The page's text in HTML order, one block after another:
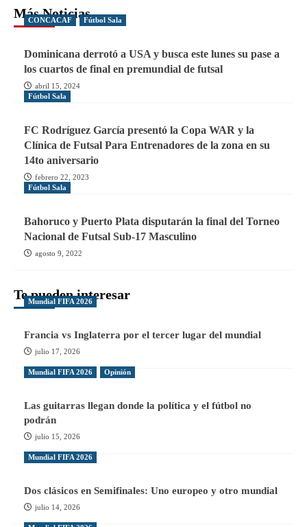
Más Noticias
CONCACAF Fútbol Sala
Dominicana derrotó a USA y busca este lunes su pase a
los cuartos de final en premundial de futsal
abril 15, 2024
Fútbol Sala
FC Rodríguez García presentó la Copa WAR y la
Clínica de Futsal Para Entrenadores de la zona en su
14to aniversario
febrero 22, 2023
Fútbol Sala
Bahoruco y Puerto Plata disputarán la final del Torneo
Nacional de Futsal Sub-17 Masculino
agosto 9, 2022
Te pueden interesar
Mundial FIFA 2026
Francia vs Inglaterra por el tercer lugar del mundial
julio 17, 2026
Mundial FIFA 2026 Opinión
Las guitarras llegan donde la política y el fútbol no
podrán
julio 15, 2026
Mundial FIFA 2026
Dos clásicos en Semifinales: Uno europeo y otro mundial
julio 14, 2026